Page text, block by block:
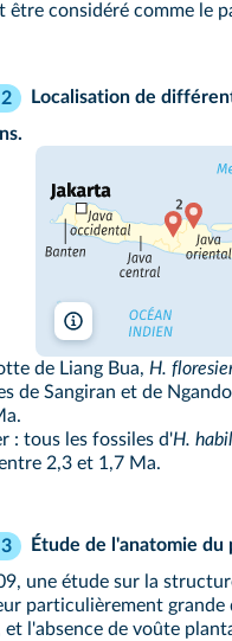
considéré comme le
Localisation de
lelivrescolaire.fr
de Liang Bua, H.
de Sangiran et de
: tous les fossiles d'H.
2,3 et 1,7 Ma.
Étude de l'anatomie du
une étude sur la
particulièrement
et l'absence de voûte